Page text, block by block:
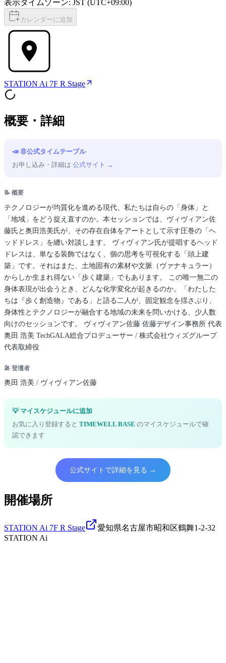
表示タイムゾーン: JST (UTC+09:00)
カレンダーに追加
STATION Ai 7F R Stage
概要・詳細
📣 非公式タイムテーブル
お申し込み・詳細は 公式サイト →
📝 概要
テクノロジーが均質化を進める現代、私たちは自らの「身体」と
「地域」をどう捉え直すのか。本セッションでは、ヴィヴィアン佐
藤氏と奥田浩美氏が、その存在自体をアートとして示す圧巻の「ヘ
ッドドレス」を纏い対談します。 ヴィヴィアン氏が提唱するヘッド
ドレスは、単なる装飾ではなく、個の思考を可視化する「頭上建
築」です。それはまた、土地固有の素材や文脈（ヴァナキュラー）
からしか生まれ得ない「歩く建築」でもあります。 この唯一無二の
身体表現が出会うとき、どんな化学変化が起きるのか。「わたした
ちは『歩く創造物』である」と語る二人が、固定観念を揺さぶり、
身体性とテクノロジーが融合する地域の未来を問いかける、少人数
向けのセッションです。 ヴィヴィアン佐藤 佐藤デザイン事務所 代表
奥田 浩美 TechGALA総合プロデューサー / 株式会社ウィズグループ
代表取締役
🎤 登壇者
奥田 浩美 / ヴィヴィアン佐藤
💡 マイスケジュールに追加
お気に入り登録すると TIMEWELL BASE のマイスケジュールで確
認できます
公式サイトで詳細を見る →
開催場所
STATION Ai 7F R Stage
愛知県名古屋市昭和区鶴舞1-2-32
STATION Ai